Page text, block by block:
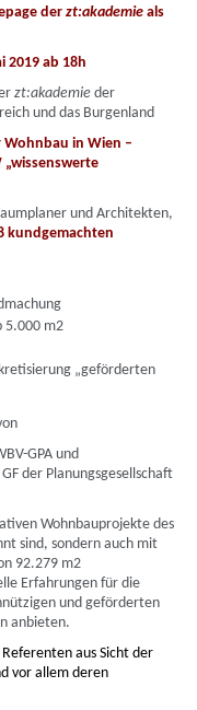
der zt:akademieals
2019 ab 18h
zt:akademie der
und das Burgenland
in Wien –
und Architekten,
kundgemachten
5.000 m2
„geförderten
GPA und
der Planungsgesellschaft
Wohnbauprojekte des
sind, sondern auch mit
92.279 m2
Erfahrungen für die
und geförderten
anbieten.
aus Sicht der
vor allem deren